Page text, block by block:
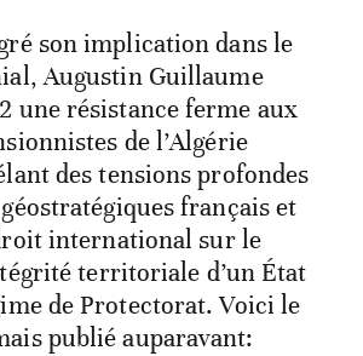
son implication dans le
Augustin Guillaume
une résistance ferme aux
de l’Algérie
des tensions profondes
français et
international sur le
territoriale d’un État
de Protectorat. Voici le
publié auparavant: